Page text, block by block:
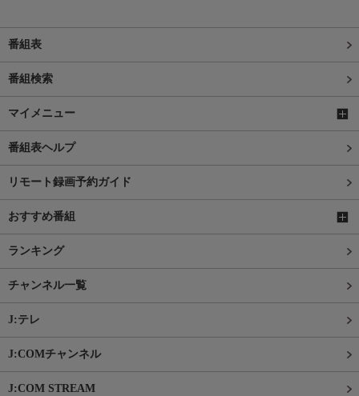
番組表
番組検索
マイメニュー
番組表ヘルプ
リモート録画予約ガイド
おすすめ番組
ランキング
チャンネル一覧
J:テレ
J:COMチャンネル
J:COM STREAM